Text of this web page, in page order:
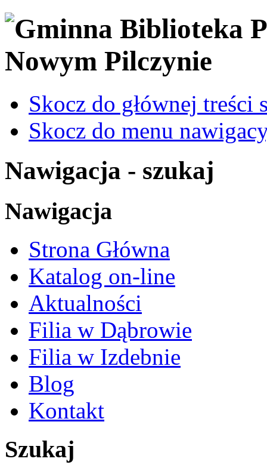
Skocz do głównej treści
Skocz do menu
Nawigacja - szukaj
Nawigacja
Strona Główna
Katalog on-line
Aktualności
Filia w Dąbrowie
Filia w Izdebnie
Blog
Kontakt
Szukaj